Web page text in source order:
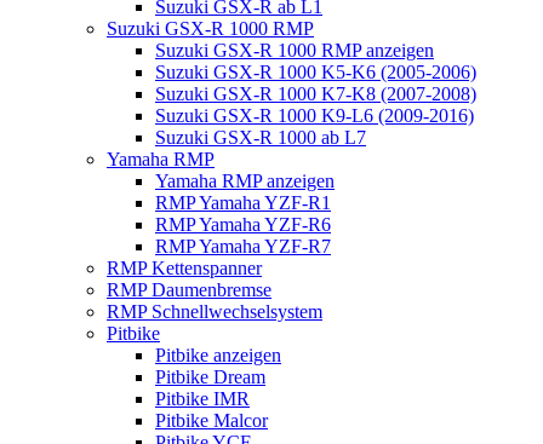
Suzuki GSX-R ab L1
Suzuki GSX-R 1000 RMP
Suzuki GSX-R 1000 RMP anzeigen
Suzuki GSX-R 1000 K5-K6 (2005-2006)
Suzuki GSX-R 1000 K7-K8 (2007-2008)
Suzuki GSX-R 1000 K9-L6 (2009-2016)
Suzuki GSX-R 1000 ab L7
Yamaha RMP
Yamaha RMP anzeigen
RMP Yamaha YZF-R1
RMP Yamaha YZF-R6
RMP Yamaha YZF-R7
RMP Kettenspanner
RMP Daumenbremse
RMP Schnellwechselsystem
Pitbike
Pitbike anzeigen
Pitbike Dream
Pitbike IMR
Pitbike Malcor